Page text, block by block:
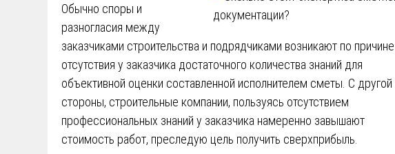
Обычно споры и
разногласия между
заказчиками строительства и подрядчиками возникают по причине
отсутствия у заказчика достаточного количества знаний для
объективной оценки составленной исполнителем сметы. С другой
стороны, строительные компании, пользуясь отсутствием
профессиональных знаний у заказчика намеренно завышают
стоимость работ, преследую цель получить сверхприбыль.